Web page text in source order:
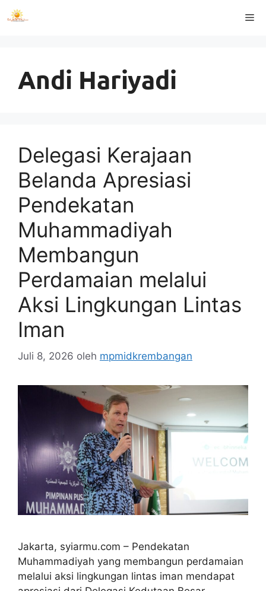
Langsung
ke
Andi Hariyadi
Delegasi Kerajaan
Belanda Apresiasi
Pendekatan
Muhammadiyah
Membangun
Perdamaian melalui
Aksi Lingkungan Lintas
Iman
Juli 8, 2026 oleh mpmidkrembangan
Jakarta, syiarmu.com – Pendekatan
Muhammadiyah yang membangun perdamaian
melalui aksi lingkungan lintas iman mendapat